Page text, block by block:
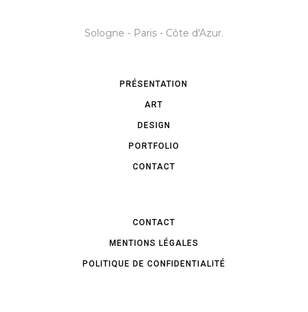
PRÉSENTATION
ART
DESIGN
PORTFOLIO
CONTACT
Sologne - Paris - Côte d'Azur.
CONTACT
MENTIONS LÉGALES
POLITIQUE DE CONFIDENTIALITÉ